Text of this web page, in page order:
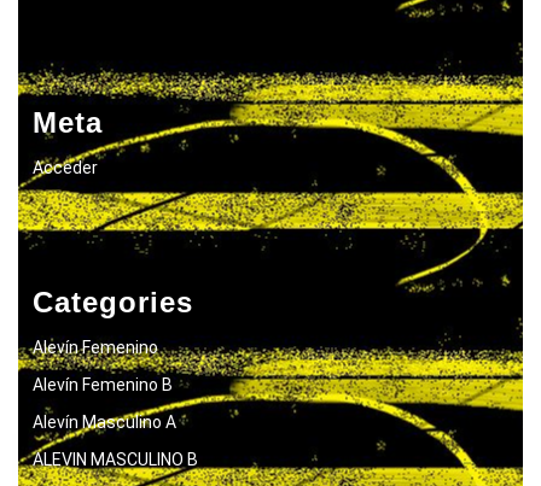
Meta
Acceder
Categories
Alevín Femenino
Alevín Femenino B
Alevín Masculino A
ALEVIN MASCULINO B